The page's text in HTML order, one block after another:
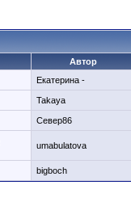
Автор
Екатерина -
Takaya
Север86
umabulatova
bigboch